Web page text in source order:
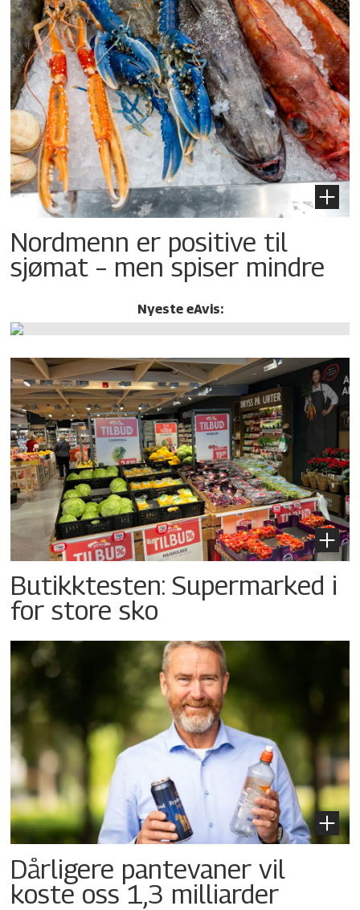
Nordmenn er positive til
sjømat – men spiser mindre
Nyeste eAvis:
Butikktesten: Supermarked i
for store sko
Dårligere pantevaner vil
koste oss 1,3 milliarder